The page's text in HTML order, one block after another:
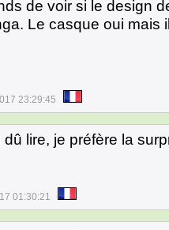
de voir si le design
Le casque oui mais
23:29:45
lire, je préfère la
01:30:21